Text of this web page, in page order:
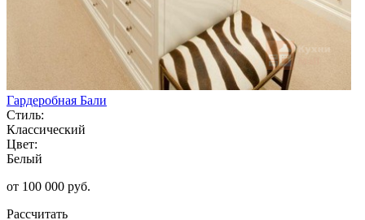
Гардеробная Бали
Стиль:
Классический
Цвет:
Белый
от 100 000 руб.
Рассчитать